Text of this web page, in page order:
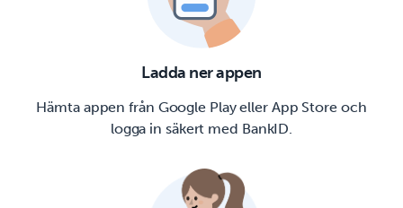
Ladda ner appen
Hämta appen från Google Play eller App Store och
logga in säkert med BankID.